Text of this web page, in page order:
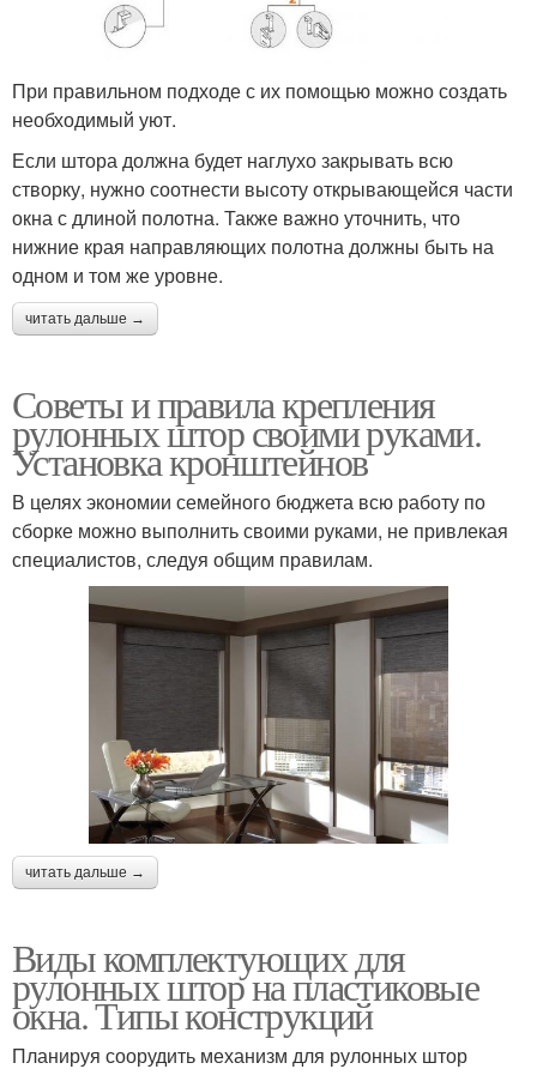
При правильном подходе с их помощью можно создать
необходимый уют.
Если штора должна будет наглухо закрывать всю
створку, нужно соотнести высоту открывающейся части
окна с длиной полотна. Также важно уточнить, что
нижние края направляющих полотна должны быть на
одном и том же уровне.
читать дальше →
Советы и правила крепления
рулонных штор своими руками.
Установка кронштейнов
В целях экономии семейного бюджета всю работу по
сборке можно выполнить своими руками, не привлекая
специалистов, следуя общим правилам.
читать дальше →
Виды комплектующих для
рулонных штор на пластиковые
окна. Типы конструкций
Планируя соорудить механизм для рулонных штор